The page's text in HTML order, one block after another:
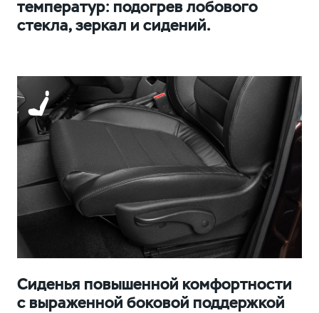
температур: подогрев лобового
стекла, зеркал и сидений.
Сиденья повышенной комфортности
с выраженной боковой поддержкой